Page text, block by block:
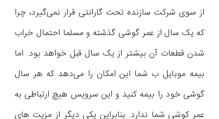
از سوی شرکت سازنده تحت گارانتی قرار نمی‌گیرد، چرا
که یک سال از عمر گوشی گذشته و مسلما احتمال خراب
شدن قطعات آن بیشتر از یک سال قبل خواهد بود. اما
بیمه موبایل ب شما این امکان را می‌دهد که هر سال
گوشی خود را بیمه کنید و این سرویس هیچ ارتباطی به
عمر کوشی شما ندارد. بنابراین یکی دیگر از مزیت های